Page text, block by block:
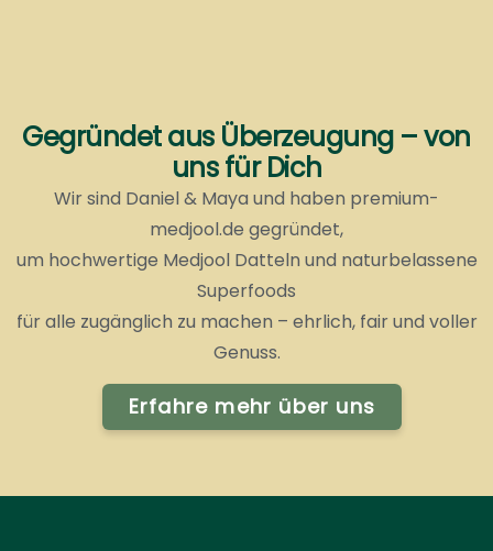
Gegründet aus Überzeugung – von
uns für Dich
Wir sind Daniel & Maya und haben premium-
medjool.de gegründet,
um hochwertige Medjool Datteln und naturbelassene
Superfoods
für alle zugänglich zu machen – ehrlich, fair und voller
Genuss.
Erfahre mehr über uns